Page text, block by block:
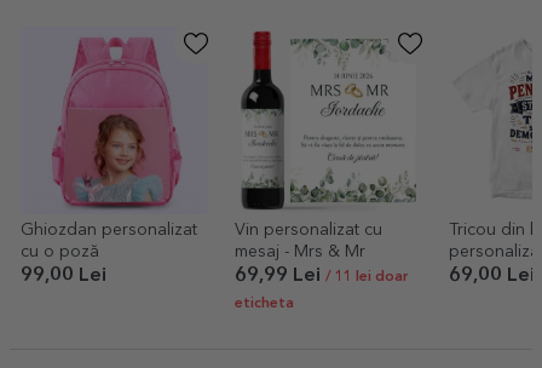
Ghiozdan personalizat
cu o poză
99,00 Lei
Vin personalizat cu
mesaj - Mrs & Mr
69,99 Lei / 11 lei doar
eticheta
Tricou din
Pensionar,
69,00 Lei